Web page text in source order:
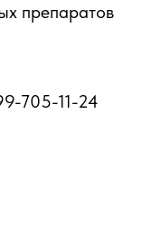
препаратов
705-11-24